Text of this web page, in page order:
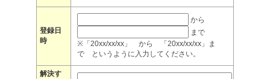
登録日
時
から
まで
※「20xx/xx/xx」 から 「20xx/xx/xx」ま
で というように入力してください。
解決す